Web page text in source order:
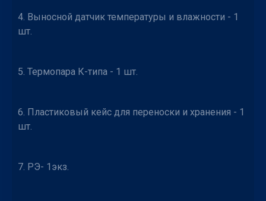
4. Выносной датчик температуры и влажности - 1
шт.
5. Термопара К-типа - 1 шт.
6. Пластиковый кейс для переноски и хранения - 1
шт.
7. РЭ- 1экз.